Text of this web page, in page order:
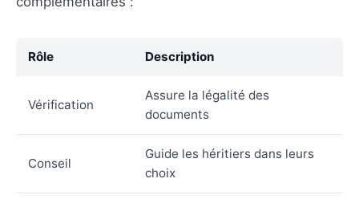
Rôle Description
Vérification
Assure la légalité des
documents
Conseil
Guide les héritiers dans leurs
choix